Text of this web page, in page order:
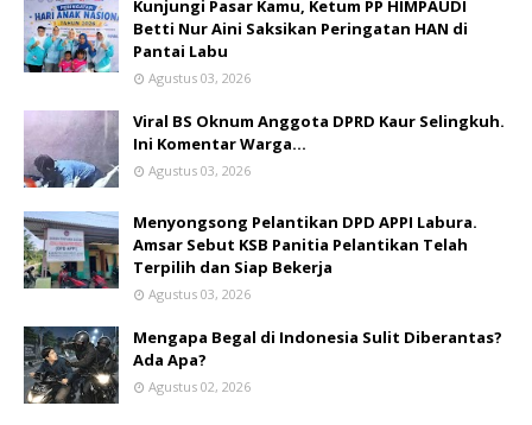
Kunjungi Pasar Kamu, Ketum PP HIMPAUDI
Betti Nur Aini Saksikan Peringatan HAN di
Pantai Labu
Agustus 03, 2026
Viral BS Oknum Anggota DPRD Kaur Selingkuh.
Ini Komentar Warga…
Agustus 03, 2026
Menyongsong Pelantikan DPD APPI Labura.
Amsar Sebut KSB Panitia Pelantikan Telah
Terpilih dan Siap Bekerja
Agustus 03, 2026
Mengapa Begal di Indonesia Sulit Diberantas?
Ada Apa?
Agustus 02, 2026